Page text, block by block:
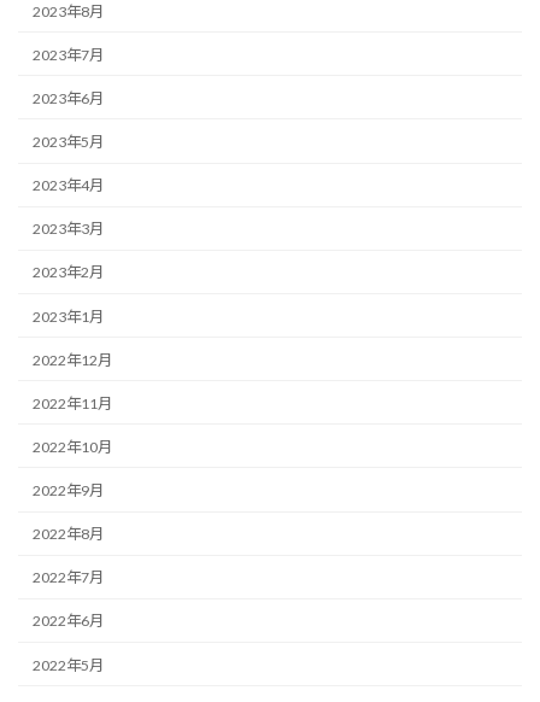
2023年8月
2023年7月
2023年6月
2023年5月
2023年4月
2023年3月
2023年2月
2023年1月
2022年12月
2022年11月
2022年10月
2022年9月
2022年8月
2022年7月
2022年6月
2022年5月